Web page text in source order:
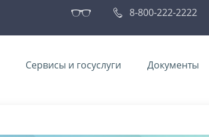
8-800-222-2222
Сервисы и госуслуги Документы